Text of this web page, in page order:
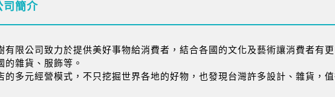
司簡介
有限公司致力於提供美好事物給消費者，結合各國的文化及藝術讓消費者有
的雜貨、服飾等。
的多元經營模式，不只挖掘世界各地的好物，也發現台灣許多設計、雜貨，